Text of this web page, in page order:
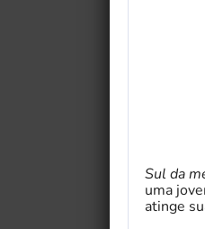
Sul da
uma
atinge